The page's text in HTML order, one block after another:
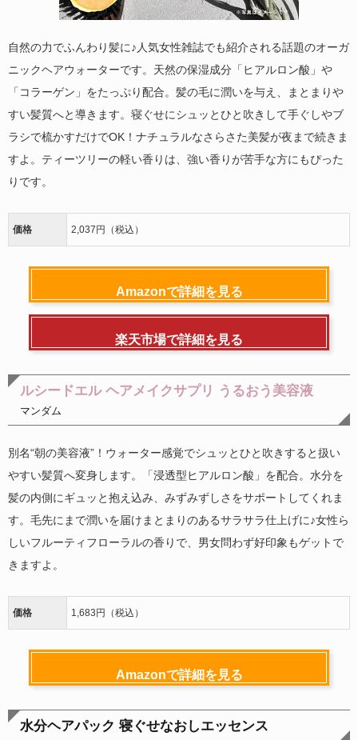
自然の力でふんわり髪に♪人気女性雑誌でも紹介される話題のオーガ
ニックヘアウォーターです。天然の保湿成分「ヒアルロン酸」や
「コラーゲン」をたっぷり配合。髪の毛に潤いを与え、まとまりや
すい髪質へと導きます。寝ぐせにシュッとひと吹きして手ぐしやブ
ラシで梳かすだけでOK！ナチュラルなさらさた美髪が夜まで続きま
すよ。ティーツリーの軽い香りは、強い香りが苦手な方にもぴった
りです。
価格 2,037円（税込）
Amazonで詳細を見る
楽天市場で詳細を見る
ルシードエル ヘアメイクサプリ うるおう美容液
マンダム
別名“朝の美容液”！ウォーター感覚でシュッとひと吹きすると扱い
やすい髪質へ変身します。「浸透型ヒアルロン酸」を配合。水分を
髪の内側にギュッと抱え込み、みずみずしさをサポートしてくれま
す。毛先にまで潤いを届けまとまりのあるサラサラ仕上げに♪女性ら
しいフルーティフローラルの香りで、男女問わず好印象もゲットで
きますよ。
価格 1,683円（税込）
Amazonで詳細を見る
水分ヘアパック 寝ぐせなおしエッセンス